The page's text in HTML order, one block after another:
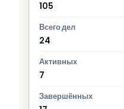
105
24
7